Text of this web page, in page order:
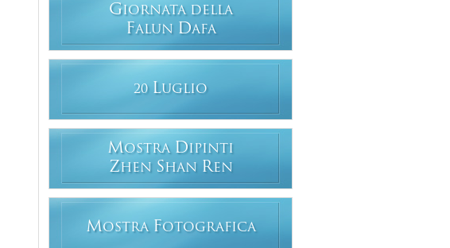
GIORNATA DELLA
FALUN DAFA
20 LUGLIO
MOSTRA DIPINTI
ZHEN SHAN REN
MOSTRA FOTOGRAFICA